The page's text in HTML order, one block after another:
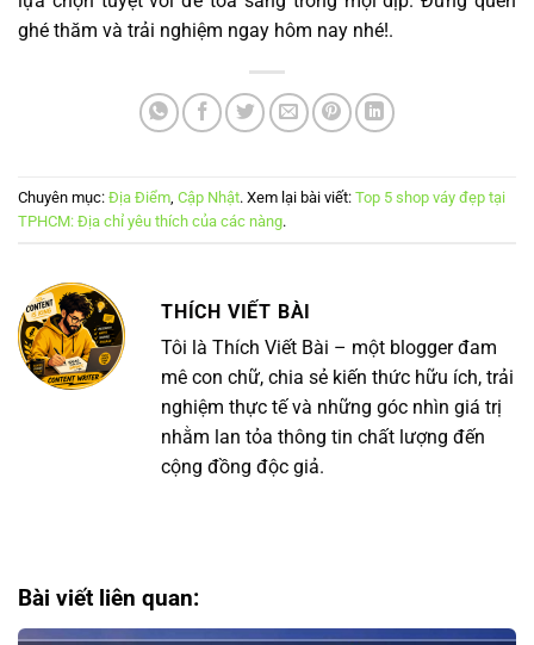
ghé thăm và trải nghiệm ngay hôm nay nhé!.
Chuyên mục: Địa Điểm Cập Nhật. Xem lại bài viết: Top 5 shop váy đẹp tại
TPHCM: Địa chỉ yêu thích của các nàng.
THÍCH VIẾT BÀI
Tôi là Thích Viết Bài – một blogger đam
mê con chữ, chia sẻ kiến thức hữu ích, trải
nghiệm thực tế và những góc nhìn giá trị
nhằm lan tỏa thông tin chất lượng đến
cộng đồng độc giả.
Bài viết liên quan: